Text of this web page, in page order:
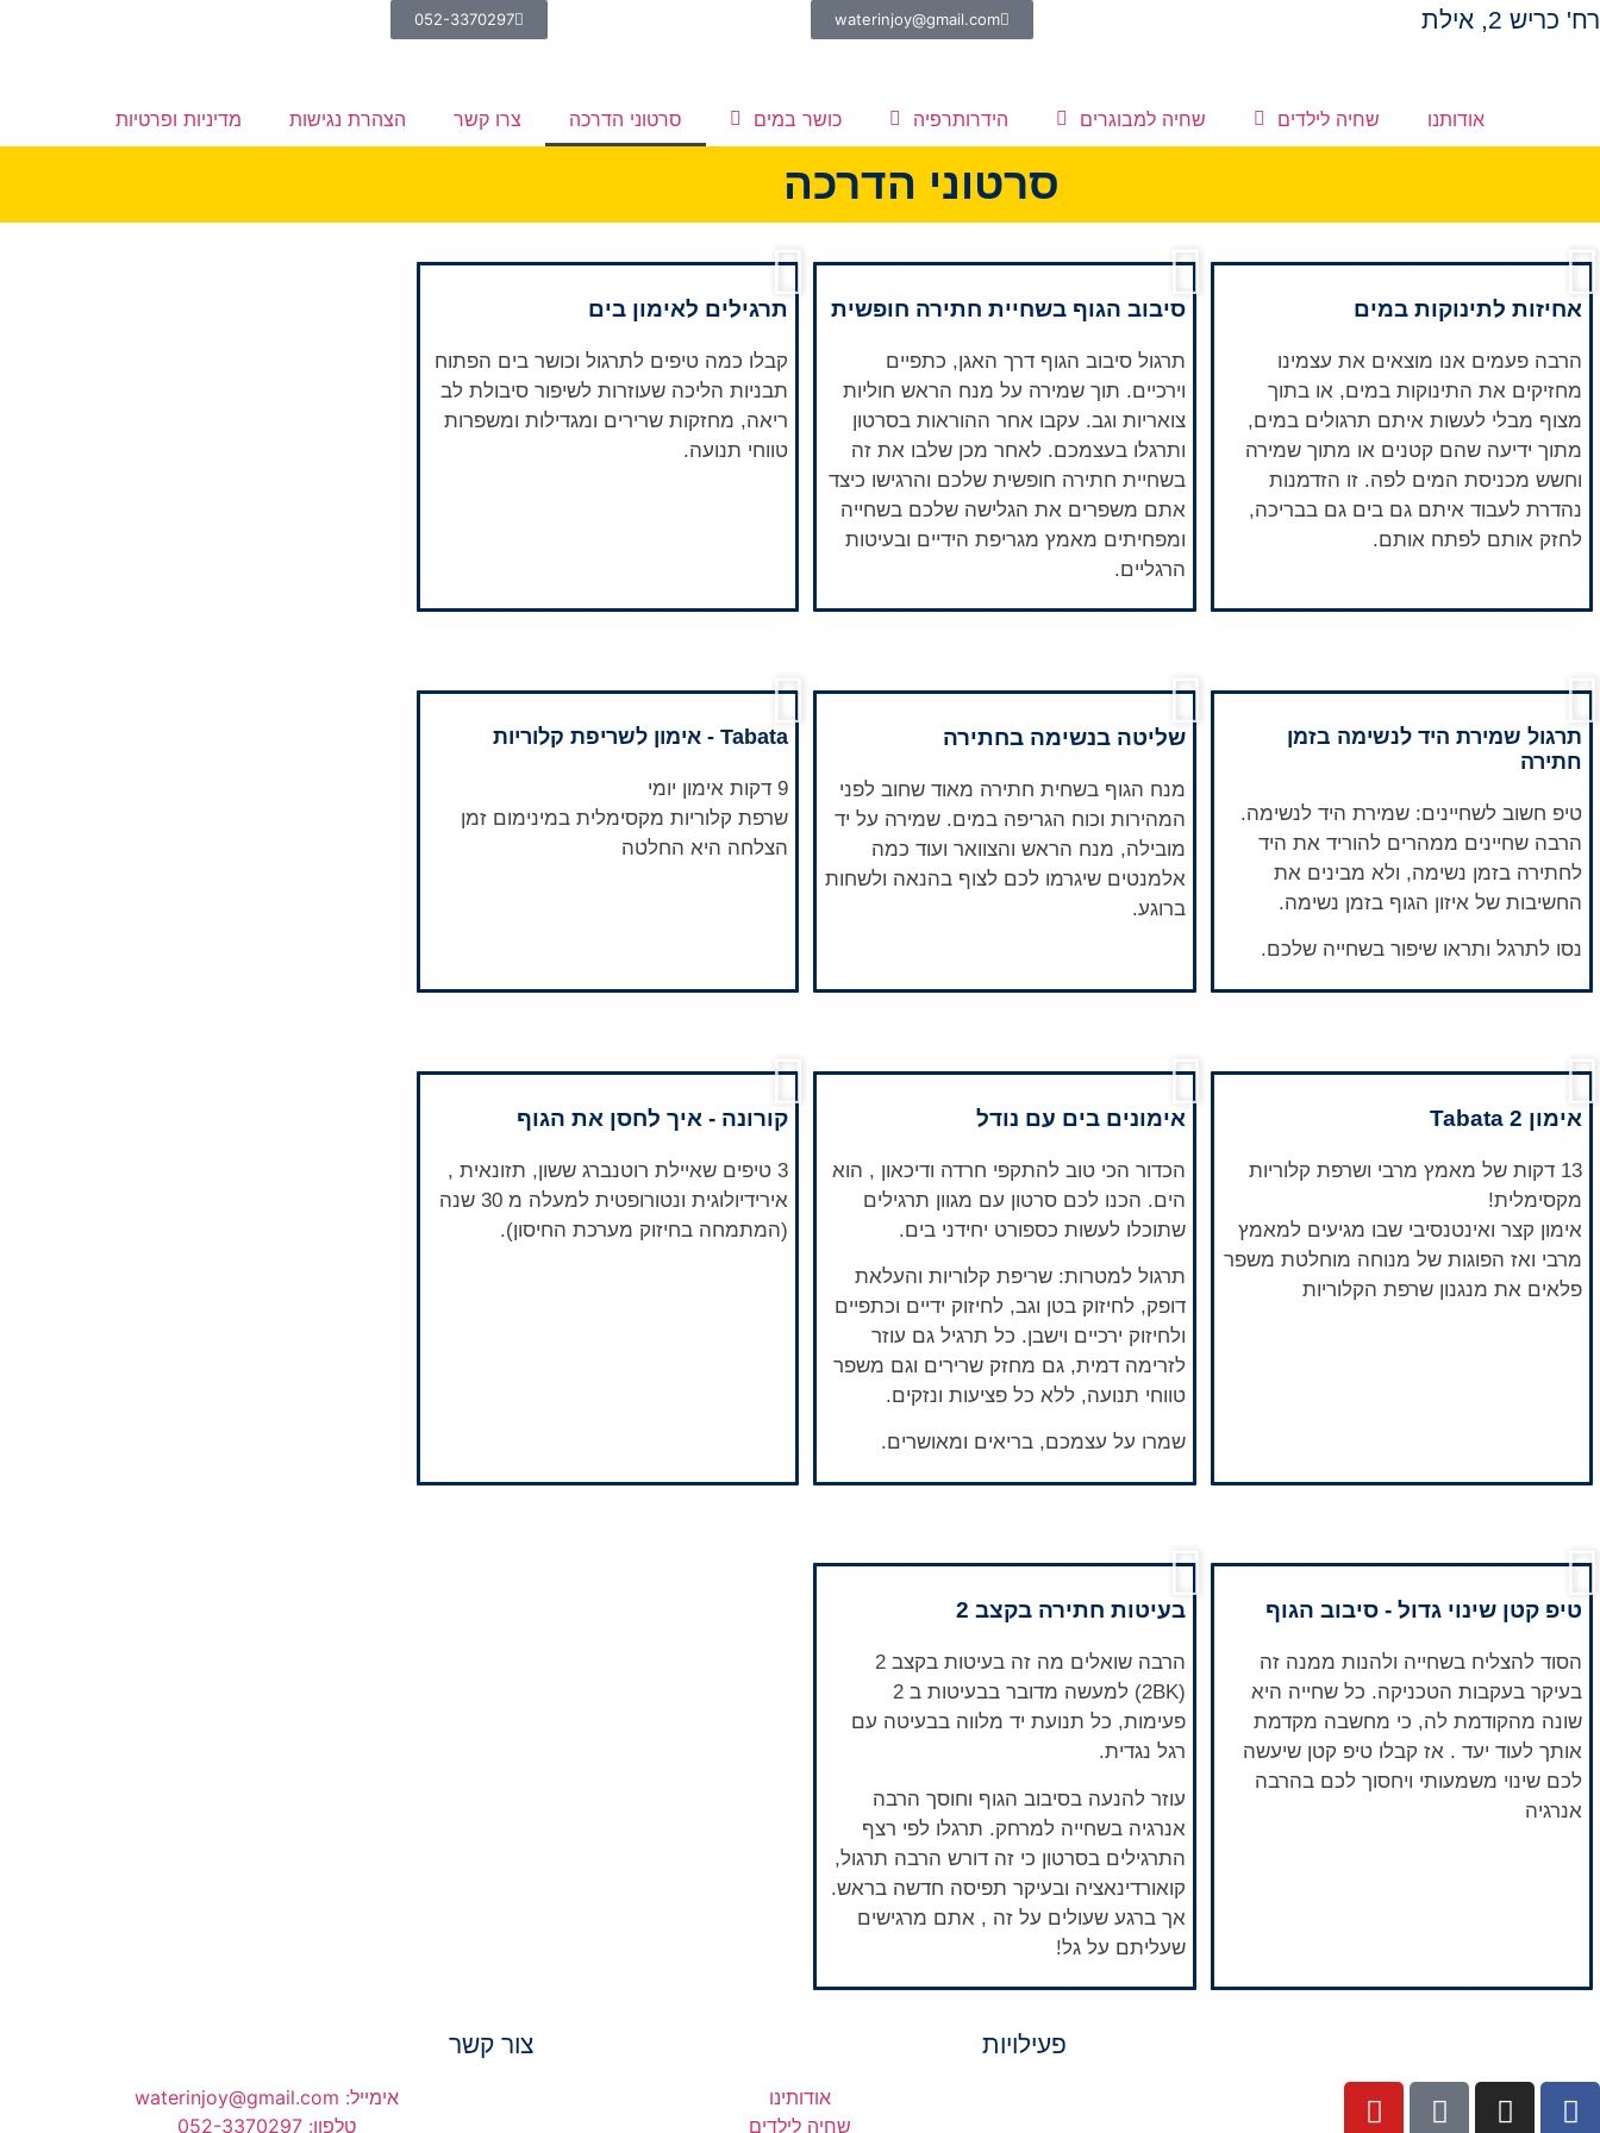
לתוכן
רח' כריש 2, אילת​ waterinjoy@gmail.com
052-3370297
אודותנו שחיה לילדים שחיה למבוגרים הידרותרפיה כושר במים סרטוני הדרכה צרו קשר הצהרת נגישות מדיניות ופרטיות
סרטוני הדרכה
אחיזות לתינוקות במים
הרבה פעמים אנו מוצאים את עצמינו
מחזיקים את התינוקות במים, או בתוך
מצוף מבלי לעשות איתם תרגולים במים,
מתוך ידיעה שהם קטנים או מתוך שמירה
וחשש מכניסת המים לפה. זו הזדמנות
נהדרת לעבוד איתם גם בים גם בבריכה,
לחזק אותם לפתח אותם.
סיבוב הגוף בשחיית חתירה חופשית
תרגול סיבוב הגוף דרך האגן, כתפיים
וירכיים. תוך שמירה על מנח הראש חוליות
צואריות וגב. עקבו אחר ההוראות בסרטון
ותרגלו בעצמכם. לאחר מכן שלבו את זה
בשחיית חתירה חופשית שלכם והרגישו כיצד
אתם משפרים את הגלישה שלכם בשחייה
ומפחיתים מאמץ מגריפת הידיים ובעיטות
הרגליים.
תרגילים לאימון בים
קבלו כמה טיפים לתרגול וכושר בים הפתוח
תבניות הליכה שעוזרות לשיפור סיבולת לב
ריאה, מחזקות שרירים ומגדילות ומשפרות
טווחי תנועה.
תרגול שמירת היד לנשימה בזמן
חתירה
טיפ חשוב לשחיינים: שמירת היד לנשימה.
הרבה שחיינים ממהרים להוריד את היד
לחתירה בזמן נשימה, ולא מבינים את
החשיבות של איזון הגוף בזמן נשימה.
נסו לתרגל ותראו שיפור בשחייה שלכם.
שליטה בנשימה בחתירה
מנח הגוף בשחית חתירה מאוד שחוב לפני
המהירות וכוח הגריפה במים. שמירה על יד
מובילה, מנח הראש והצוואר ועוד כמה
אלמנטים שיגרמו לכם לצוף בהנאה ולשחות
ברוגע.
Tabata - אימון לשריפת קלוריות
9 דקות אימון יומי
שרפת קלוריות מקסימלית במינימום זמן
הצלחה היא החלטה
אימון Tabata 2
13 דקות של מאמץ מרבי ושרפת קלוריות
מקסימלית!
אימון קצר ואינטנסיבי שבו מגיעים למאמץ
מרבי ואז הפוגות של מנוחה מוחלטת משפר
פלאים את מנגנון שרפת הקלוריות
אימונים בים עם נודל
הכדור הכי טוב להתקפי חרדה ודיכאון , הוא
הים. הכנו לכם סרטון עם מגוון תרגילים
שתוכלו לעשות כספורט יחידני בים.
תרגול למטרות: שריפת קלוריות והעלאת
דופק, לחיזוק בטן וגב, לחיזוק ידיים וכתפיים
ולחיזוק ירכיים וישבן. כל תרגיל גם עוזר
לזרימה דמית, גם מחזק שרירים וגם משפר
טווחי תנועה, ללא כל פציעות ונזקים.
שמרו על עצמכם, בריאים ומאושרים.
קורונה - איך לחסן את הגוף
3 טיפים שאיילת רוטנברג ששון, תזונאית ,
אירידיולוגית ונטורופטית למעלה מ 30 שנה
(המתמחה בחיזוק מערכת החיסון).
טיפ קטן שינוי גדול - סיבוב הגוף
הסוד להצליח בשחייה ולהנות ממנה זה
בעיקר בעקבות הטכניקה. כל שחייה היא
שונה מהקודמת לה, כי מחשבה מקדמת
אותך לעוד יעד . אז קבלו טיפ קטן שיעשה
לכם שינוי משמעותי ויחסוך לכם בהרבה
אנרגיה
בעיטות חתירה בקצב 2
הרבה שואלים מה זה בעיטות בקצב 2
(2BK) למעשה מדובר בבעיטות ב 2
פעימות, כל תנועת יד מלווה בבעיטה עם
רגל נגדית.
עוזר להנעה בסיבוב הגוף וחוסך הרבה
אנרגיה בשחייה למרחק. תרגלו לפי רצף
התרגילים בסרטון כי זה דורש הרבה תרגול,
קואורדינאציה ובעיקר תפיסה חדשה בראש.
אך ברגע שעולים על זה , אתם מרגישים
שעליתם על גל!
פעילויות
אודותינו
שחיה לילדים
צור קשר
אימייל: waterinjoy@gmail.com
טלפון: 052-3370297